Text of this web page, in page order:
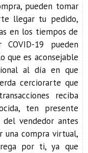
pueden tomar
llegar tu pedido,
en los tiempos de
19 pueden
que es aconsejable
al día en que
cerciorarte que
reciba
ten presente
vendedor antes
una compra virtual,
por ti, ya que